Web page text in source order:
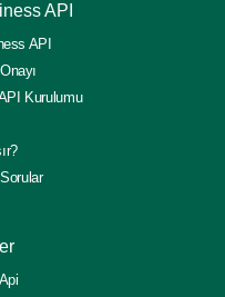
API
API
Kurulumu